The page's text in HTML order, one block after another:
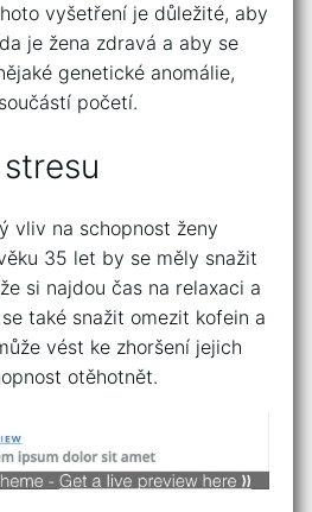
vyšetření je důležité, aby
je žena zdravá a aby se
genetické anomálie,
početí.
vliv na schopnost ženy
35 let by se měly snažit
si najdou čas na relaxaci a
také snažit omezit kofein a
vést ke zhoršení jejich
otěhotnět.